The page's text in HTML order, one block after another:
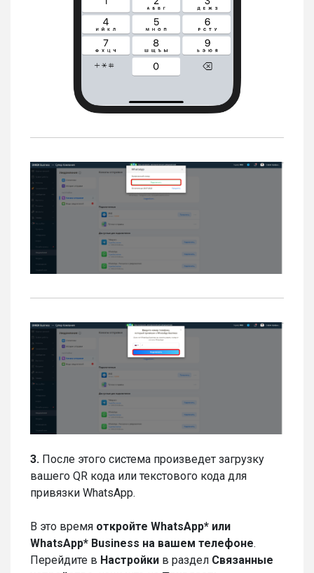
3. После этого система произведет загрузку
вашего QR кода или текстового кода для
привязки WhatsApp.
В это время откройте WhatsApp* или
WhatsApp* Business на вашем телефоне.
Перейдите в Настройки в раздел Связанные